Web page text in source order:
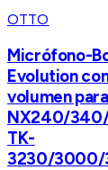
OTTO
Micrófono-
Evolution
volumen
NX240/
TK-
3230/3000/